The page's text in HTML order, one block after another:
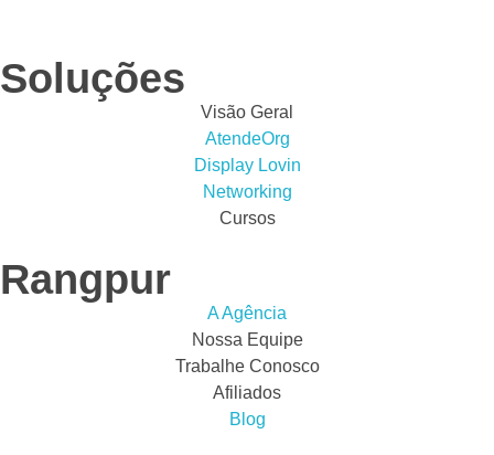
Soluções
Visão Geral
AtendeOrg
Display Lovin
Networking
Cursos
Rangpur
A Agência
Nossa Equipe
Trabalhe Conosco
Afiliados
Blog